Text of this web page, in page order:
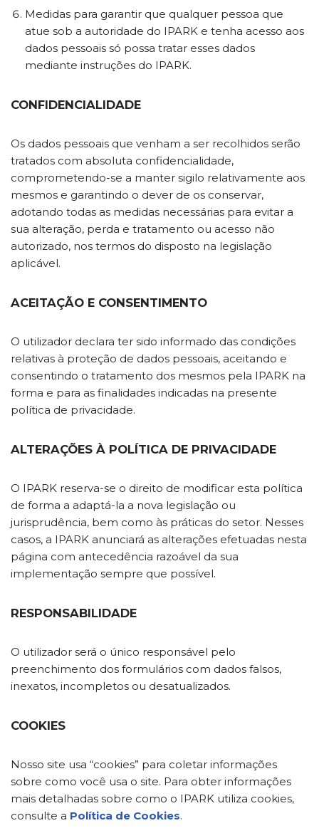
Medidas para garantir que qualquer pessoa que
atue sob a autoridade do IPARK e tenha acesso aos
dados pessoais só possa tratar esses dados
mediante instruções do IPARK.
CONFIDENCIALIDADE
Os dados pessoais que venham a ser recolhidos serão
tratados com absoluta confidencialidade,
comprometendo-se a manter sigilo relativamente aos
mesmos e garantindo o dever de os conservar,
adotando todas as medidas necessárias para evitar a
sua alteração, perda e tratamento ou acesso não
autorizado, nos termos do disposto na legislação
aplicável.
ACEITAÇÃO E CONSENTIMENTO
O utilizador declara ter sido informado das condições
relativas à proteção de dados pessoais, aceitando e
consentindo o tratamento dos mesmos pela IPARK na
forma e para as finalidades indicadas na presente
política de privacidade.
ALTERAÇÕES À POLÍTICA DE PRIVACIDADE
O IPARK reserva-se o direito de modificar esta política
de forma a adaptá-la a nova legislação ou
jurisprudência, bem como às práticas do setor. Nesses
casos, a IPARK anunciará as alterações efetuadas nesta
página com antecedência razoável da sua
implementação sempre que possível.
RESPONSABILIDADE
O utilizador será o único responsável pelo
preenchimento dos formulários com dados falsos,
inexatos, incompletos ou desatualizados.
COOKIES
Nosso site usa “cookies” para coletar informações
sobre como você usa o site. Para obter informações
mais detalhadas sobre como o IPARK utiliza cookies,
consulte a Política de Cookies.